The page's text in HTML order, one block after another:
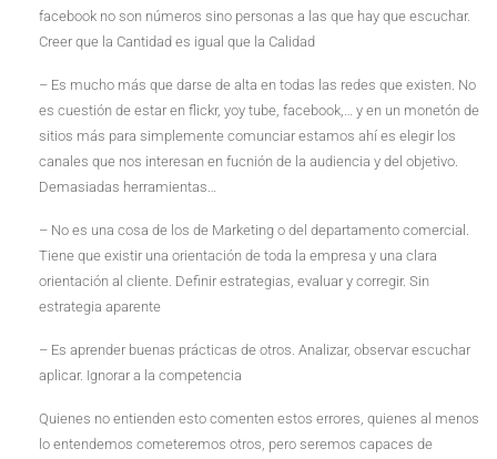
facebook no son números sino personas a las que hay que escuchar.
Creer que la Cantidad es igual que la Calidad
– Es mucho más que darse de alta en todas las redes que existen. No
es cuestión de estar en flickr, yoy tube, facebook,… y en un monetón de
sitios más para simplemente comunciar estamos ahí es elegir los
canales que nos interesan en fucnión de la audiencia y del objetivo.
Demasiadas herramientas…
– No es una cosa de los de Marketing o del departamento comercial.
Tiene que existir una orientación de toda la empresa y una clara
orientación al cliente. Definir estrategias, evaluar y corregir. Sin
estrategia aparente
– Es aprender buenas prácticas de otros. Analizar, observar escuchar
aplicar. Ignorar a la competencia
Quienes no entienden esto comenten estos errores, quienes al menos
lo entendemos cometeremos otros, pero seremos capaces de